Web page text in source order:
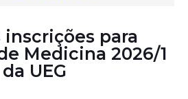
para
Medicina 2026/1
da UEG